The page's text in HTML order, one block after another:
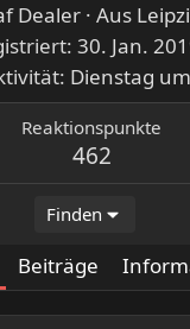
Dealer · Aus
30. Jan.
Dienstag
Reaktionspunkte
462
Finden
Beiträge